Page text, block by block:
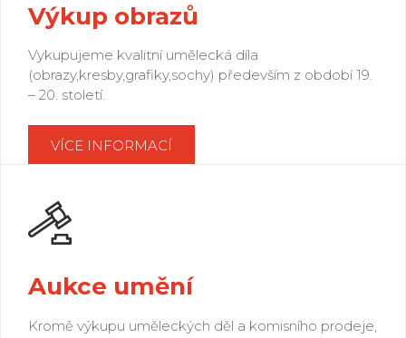
Výkup obrazů
Vykupujeme kvalitní umělecká díla
(obrazy,kresby,grafiky,sochy) především z období 19.
– 20. století.
VÍCE INFORMACÍ
Aukce umění
Kromě výkupu uměleckých děl a komisního prodeje,